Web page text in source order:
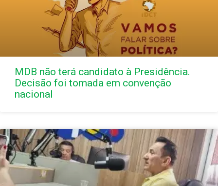
MDB não terá candidato à Presidência.
Decisão foi tomada em convenção
nacional